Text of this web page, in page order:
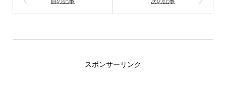
スポンサーリンク